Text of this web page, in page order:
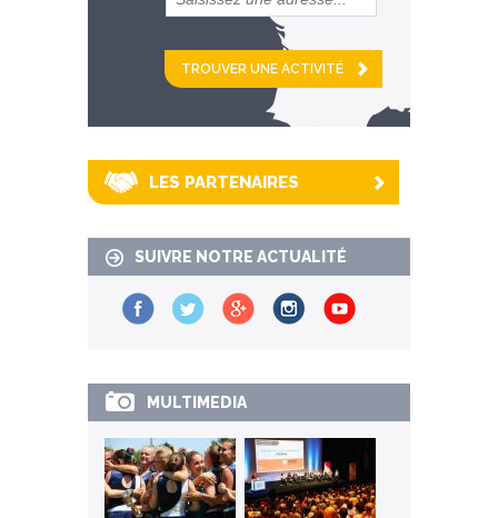
et
km alentour
LES PARTENAIRES
SUIVRE NOTRE ACTUALITÉ
MULTIMEDIA